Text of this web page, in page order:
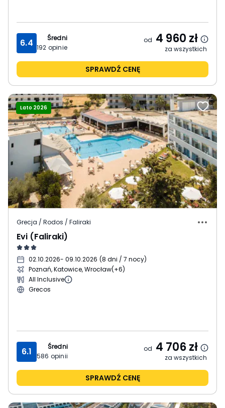
6.4
Średni
192 opinie
od 4 960 zł
za wszystkich
SPRAWDŹ CENĘ
Lato 2026
Grecja / Rodos / Faliraki
Evi (Faliraki)
02.10.2026- 09.10.2026 (8 dni / 7 nocy)
Poznań, Katowice, Wrocław(+6)
All Inclusive
Grecos
6.1
Średni
586 opinii
od 4 706zł
za wszystkich
SPRAWDŹ CENĘ